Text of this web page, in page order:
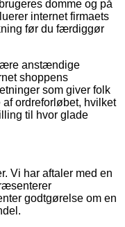
domme og på
internet firmaets
før du færdiggør
anstændige
shoppens
som giver folk
ordreforløbet, hvilket
til hvor glade
Vi har aftaler med en
godtgørelse om en